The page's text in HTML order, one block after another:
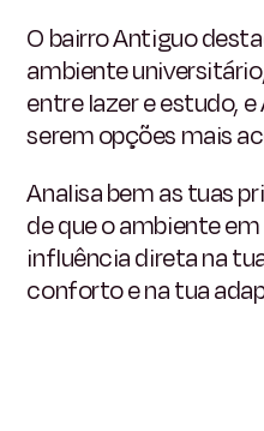
O bairro Antiguo
ambiente
entre lazer e estudo,
serem opções mais
Analisa bem as tuas
de que o ambiente
influência direta na
conforto e na tua